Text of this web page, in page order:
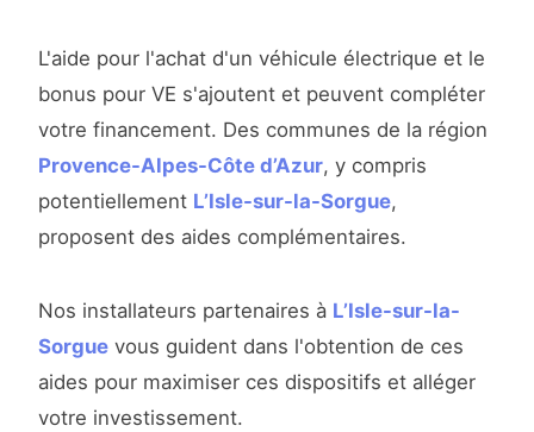
L'aide pour l'achat d'un véhicule électrique et le
bonus pour VE s'ajoutent et peuvent compléter
votre financement. Des communes de la région
Provence-Alpes-Côte d’Azur, y compris
potentiellement L’Isle-sur-la-Sorgue,
proposent des aides complémentaires.
Nos installateurs partenaires à L’Isle-sur-la-
Sorgue vous guident dans l'obtention de ces
aides pour maximiser ces dispositifs et alléger
votre investissement.